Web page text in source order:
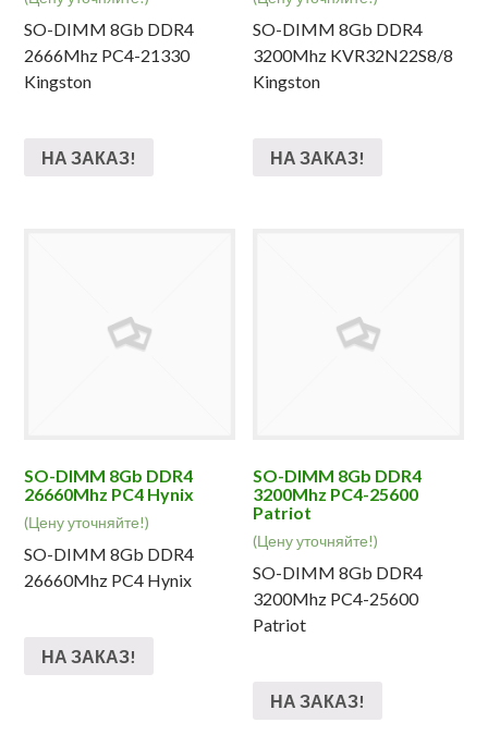
SO-DIMM 8Gb DDR4
2666Mhz PC4-21330
Kingston
НА ЗАКАЗ!
SO-DIMM 8Gb DDR4
3200Mhz KVR32N22S8/8
Kingston
НА ЗАКАЗ!
SO-DIMM 8Gb DDR4
26660Mhz PC4 Hynix
(Цену уточняйте!)
SO-DIMM 8Gb DDR4
26660Mhz PC4 Hynix
НА ЗАКАЗ!
SO-DIMM 8Gb DDR4
3200Mhz PC4-25600
Patriot
(Цену уточняйте!)
SO-DIMM 8Gb DDR4
3200Mhz PC4-25600
Patriot
НА ЗАКАЗ!